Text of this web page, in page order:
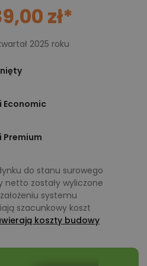
budynku zaprojektowano w
drogich i
rozmiarów w
go wybudować na
385 metrów
cenach działek
budynku jest prosta,
którego
od np. dachu
tarasie wystarczy
a także
i witryny nie są
ofertę na ich dostawę i
zł*
2025 roku
Economic
Premium
do stanu surowego
netto zostały wyliczone
systemu
szacunkowy koszt
koszty budowy